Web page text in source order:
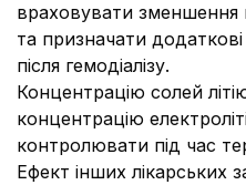
враховувати зменшення
та призначати
після гемодіалізу.
Концентрацію солей
концентрацію
контролювати під час
Ефект інших лікарських